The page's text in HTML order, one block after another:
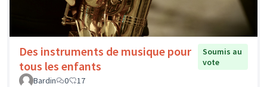
Des instruments de musique pour
tous les enfants
Soumis au
vote
Bardin
0 17